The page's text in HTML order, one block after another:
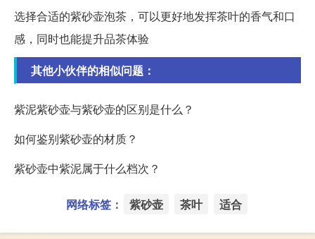
选择合适的紫砂壶泡茶，可以更好地发挥茶叶的香气和口
感，同时也能提升品茶体验
其他小伙伴的相似问题：
紫泥紫砂壶与紫砂壶的区别是什么？
如何鉴别紫砂壶的材质？
紫砂壶中紫泥属于什么档次？
网络标签： 紫砂壶 茶叶 适合